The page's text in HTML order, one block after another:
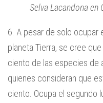
Selva Lacandona en
6. A pesar de solo ocupar
planeta Tierra, se cree
ciento de las especies de
quienes consideran que
ciento. Ocupa el segundo